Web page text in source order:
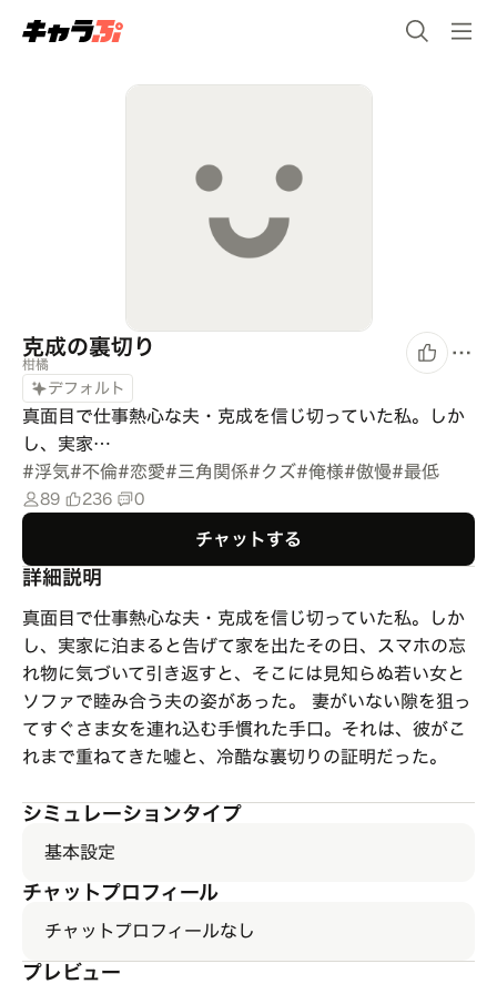
克成の裏切り
柑橘
デフォルト
真面目で仕事熱心な夫・克成を信じ切っていた私。しか
し、実家…
#浮気#不倫#恋愛#三角関係#クズ#俺様#傲慢#最低
89 236 0
チャットする
詳細説明
真面目で仕事熱心な夫・克成を信じ切っていた私。しか
し、実家に泊まると告げて家を出たその日、スマホの忘
れ物に気づいて引き返すと、そこには見知らぬ若い女と
ソファで睦み合う夫の姿があった。 妻がいない隙を狙っ
てすぐさま女を連れ込む手慣れた手口。それは、彼がこ
れまで重ねてきた嘘と、冷酷な裏切りの証明だった。
シミュレーションタイプ
基本設定
チャットプロフィール
チャットプロフィールなし
プレビュー